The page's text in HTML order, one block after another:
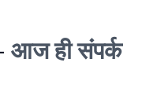
आज ही संपर्क